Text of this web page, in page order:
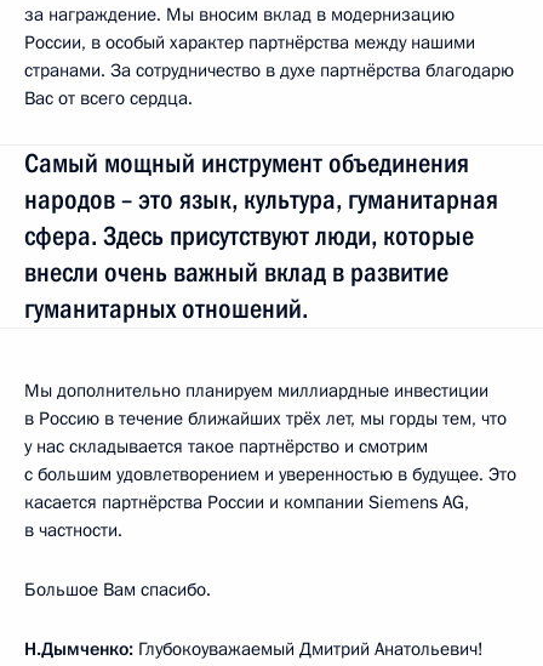
за награждение. Мы вносим вклад в модернизацию
России, в особый характер партнёрства между нашими
странами. За сотрудничество в духе партнёрства благодарю
Вас от всего сердца.
Самый мощный инструмент объединения
народов – это язык, культура, гуманитарная
сфера. Здесь присутствуют люди, которые
внесли очень важный вклад в развитие
гуманитарных отношений.
Мы дополнительно планируем миллиардные инвестиции
в Россию в течение ближайших трёх лет, мы горды тем, что
у нас складывается такое партнёрство и смотрим
с большим удовлетворением и уверенностью в будущее. Это
касается партнёрства России и компании Siemens AG,
в частности.
Большое Вам спасибо.
Н.Дымченко: Глубокоуважаемый Дмитрий Анатольевич!